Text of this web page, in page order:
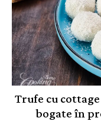
Trufe cu cottage
bogate în